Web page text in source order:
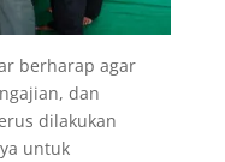
berharap agar
dan
dilakukan
untuk